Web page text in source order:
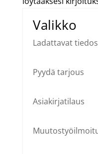
Valikko
Ladattavat
Pyydä tarjous
Asiakirjatilaus